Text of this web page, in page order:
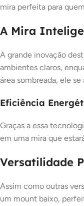
mira perfeita para
A Mira
A grande inovação
ambientes claros,
área sombreada, ele
Eficiência
Graças a essa
em uma mira que
Versatilidade
Assim como outras
um mount baixo,